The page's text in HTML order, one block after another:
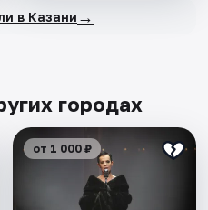
в Казани →
городах
от 1 000 ₽